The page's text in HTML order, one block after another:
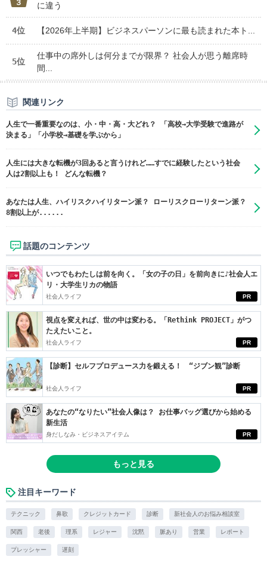
に違う
4位 【2026年上半期】ビジネスパーソンに最も読まれた本ト...
5位
仕事中の席外しは何分までが限界？ 社会人が思う離席時
間...
関連リンク
人生で一番重要なのは、小・中・高・大どれ？ 「高校→大学受験で進路が
決まる」「小学校→基礎を学ぶから」
人生には大きな転機が3回あると言うけれど……すでに経験したという社会
人は2割以上も！ どんな転機？
あなたは人生、ハイリスクハイリターン派？ ローリスクローリターン派？
8割以上が......
話題のコンテンツ
PR
いつでもわたしは前を向く。「女の子の日」を前向きに♪社会人エ
リ・大学生リカの物語
社会人ライフ
PR
視点を変えれば、世の中は変わる。「Rethink PROJECT」がつ
たえたいこと。
社会人ライフ
PR
【診断】セルフプロデュース力を鍛える！ “ジブン観”診断
社会人ライフ
PR
あなたの“なりたい”社会人像は？ お仕事バッグ選びから始める
新生活
身だしなみ・ビジネスアイテム
もっと見る
注目キーワード
テクニック 鼻歌 クレジットカード 診断 新社会人のお悩み相談室
関西 老後 理系 レジャー 沈黙 脈あり 営業 レポート
プレッシャー 遅刻